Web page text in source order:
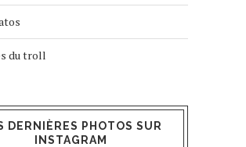
du troll
DERNIÈRES PHOTOS SUR
INSTAGRAM